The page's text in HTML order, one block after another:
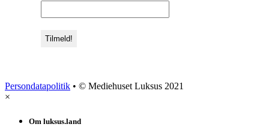
Persondatapolitik • © Mediehuset Luksus 2021
×
Om luksus.land